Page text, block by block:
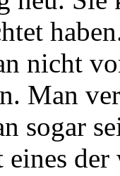
nicht
Man
sogar